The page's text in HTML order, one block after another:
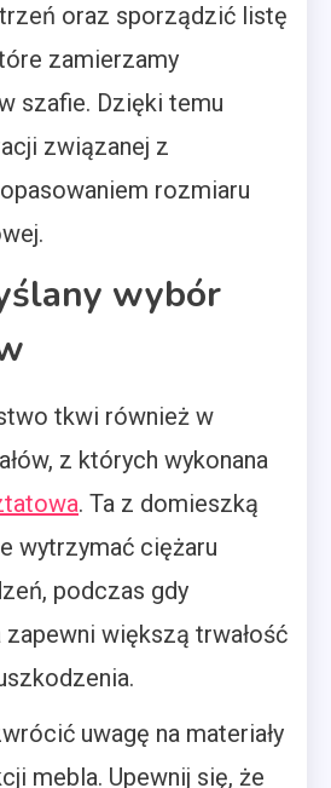
oraz sporządzić listę
zamierzamy
szafie. Dzięki temu
związanej z
rozmiaru
wybór
tkwi również w
z których wykonana
. Ta z domieszką
wytrzymać ciężaru
podczas gdy
większą trwałość
uwagę na materiały
mebla. Upewnij się, że